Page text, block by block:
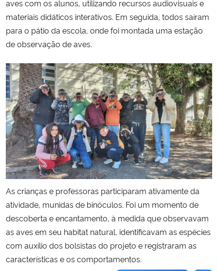
aves com os alunos, utilizando recursos audiovisuais e
materiais didáticos interativos. Em seguida, todos saíram
para o pátio da escola, onde foi montada uma estação
de observação de aves.
As crianças e professoras participaram ativamente da
atividade, munidas de binóculos. Foi um momento de
descoberta e encantamento, à medida que observavam
as aves em seu habitat natural, identificavam as espécies
com auxílio dos bolsistas do projeto e registraram as
características e os comportamentos.